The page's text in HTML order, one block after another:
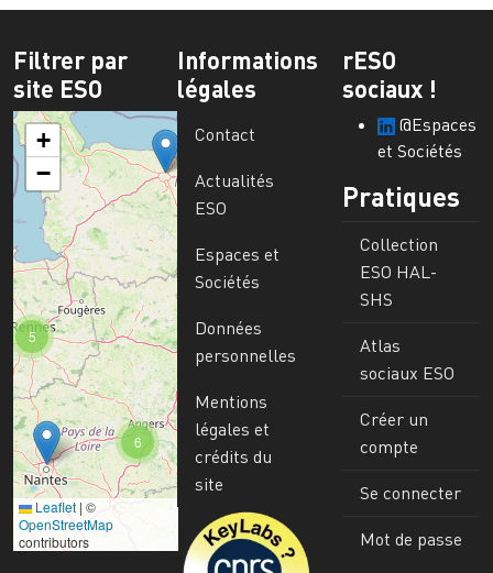
Filtrer par
site ESO
6
5
+
−
Leaflet | ©
OpenStreetMap
contributors
Informations
légales
Contact
Actualités
ESO
Espaces et
Sociétés
Données
personnelles
Mentions
légales et
crédits du
site
Image
rESO
sociaux !
@Espaces
et Sociétés
Pratiques
Collection
ESO HAL-
SHS
Atlas
sociaux ESO
Créer un
compte
Se connecter
Mot de passe